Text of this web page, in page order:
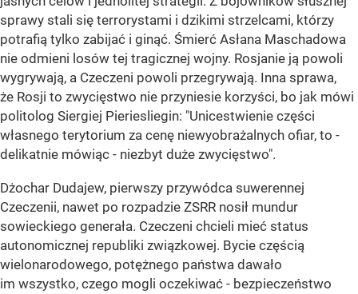
sprawy stali się terrorystami i dzikimi strzelcami, którzy
potrafią tylko zabijać i ginąć. Śmierć Asłana Maschadowa
nie odmieni losów tej tragicznej wojny. Rosjanie ją powoli
wygrywają, a Czeczeni powoli przegrywają. Inna sprawa,
że Rosji to zwycięstwo nie przyniesie korzyści, bo jak mówi
politolog Siergiej Pieriesliegin: "Unicestwienie części
własnego terytorium za cenę niewyobrażalnych ofiar, to -
delikatnie mówiąc - niezbyt duże zwycięstwo".
Dżochar Dudajew, pierwszy przywódca suwerennej
Czeczenii, nawet po rozpadzie ZSRR nosił mundur
sowieckiego generała. Czeczeni chcieli mieć status
autonomicznej republiki związkowej. Bycie częścią
wielonarodowego, potężnego państwa dawało
im wszystko, czego mogli oczekiwać - bezpieczeństwo